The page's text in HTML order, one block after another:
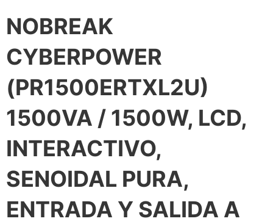
NOBREAK
CYBERPOWER
(PR1500ERTXL2U)
1500VA / 1500W, LCD,
INTERACTIVO,
SENOIDAL PURA,
ENTRADA Y SALIDA A